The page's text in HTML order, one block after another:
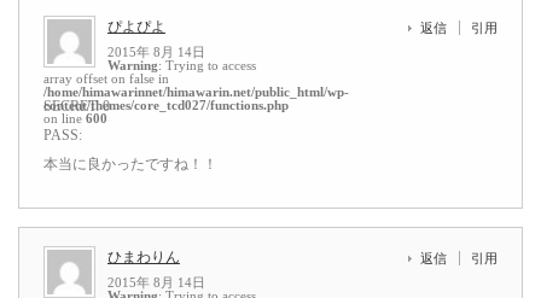
ぴよぴよ
2015年 8月 14日
Warning: Trying to access
array offset on false in
/home/himawarinnet/himawarin.net/public_html/wp-
content/themes/core_tcd027/functions.php
on line 600
返信 引用
SECRET: 0
PASS:
本当に良かったですね！！
ひまわりん
2015年 8月 14日
返信 引用